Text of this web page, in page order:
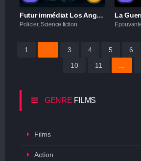
GENRE FILMS
Films
Action
Futur immédiat Los Angeles 1991
Policier, Science fiction
1 3 4 5 6
10
11